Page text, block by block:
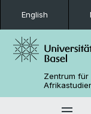
English
Zentrum für